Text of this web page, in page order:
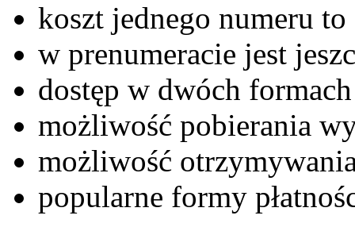
koszt jednego numeru to
w prenumeracie jest
dostęp w dwóch
możliwość pobierania
możliwość
popularne formy